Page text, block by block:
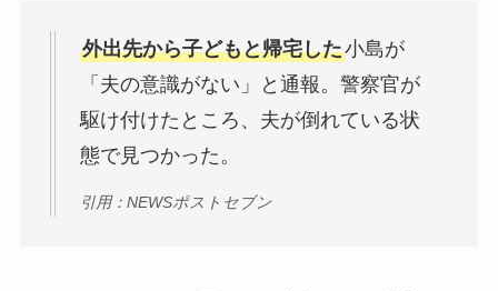
外出先から子どもと帰宅した小島が
「夫の意識がない」と通報。警察官が
駆け付けたところ、夫が倒れている状
態で見つかった。
引用：NEWSポストセブン